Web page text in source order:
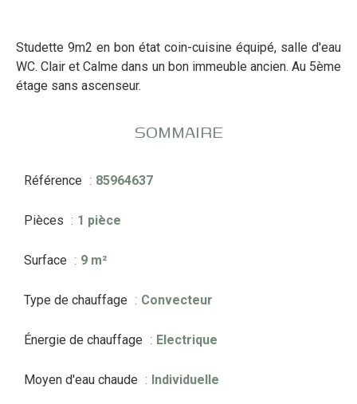
Studette 9m2 en bon état coin-cuisine équipé, salle d'eau
WC. Clair et Calme dans un bon immeuble ancien. Au 5ème
étage sans ascenseur.
SOMMAIRE
Référence 85964637
Pièces 1 pièce
Surface 9 m²
Type de chauffage Convecteur
Énergie de chauffage Electrique
Moyen d'eau chaude Individuelle